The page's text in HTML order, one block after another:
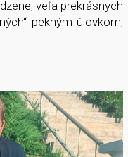
veľa prekrásnych
pekným úlovkom,